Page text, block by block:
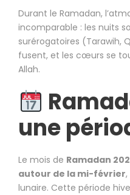
Durant le Ramadan,
incomparable : les nuits
surérogatoires (Tarawih,
fusent, et les cœurs se
Allah.
une
Le mois de Ramadan
autour de la mi-février
lunaire. Cette période